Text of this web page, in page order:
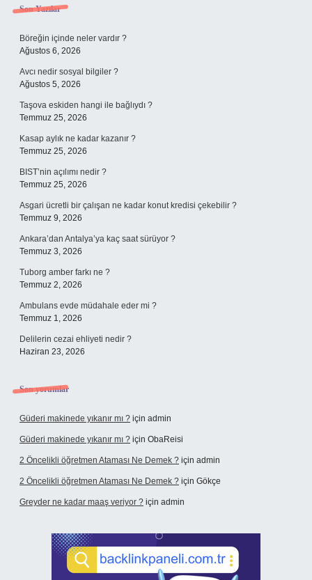
Sidebar
Son Yazılar
Böreğin içinde neler vardır ?
Ağustos 6, 2026
Avcı nedir sosyal bilgiler ?
Ağustos 5, 2026
Taşova eskiden hangi ile bağlıydı ?
Temmuz 25, 2026
Kasap aylık ne kadar kazanır ?
Temmuz 25, 2026
BIST’nin açılımı nedir ?
Temmuz 25, 2026
Asgari ücretli bir çalışan ne kadar konut kredisi çekebilir ?
Temmuz 9, 2026
Ankara’dan Antalya’ya kaç saat sürüyor ?
Temmuz 3, 2026
Tuborg amber farkı ne ?
Temmuz 2, 2026
Ambulans evde müdahale eder mi ?
Temmuz 1, 2026
Delilerin cezai ehliyeti nedir ?
Haziran 23, 2026
Son yorumlar
Güderi makinede yıkanır mı ? için admin
Güderi makinede yıkanır mı ? için ObaReisi
2 Öncelikli öğretmen Ataması Ne Demek ? için admin
2 Öncelikli öğretmen Ataması Ne Demek ? için Gökçe
Greyder ne kadar maaş veriyor ? için admin